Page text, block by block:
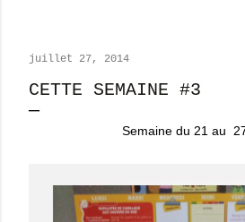
juillet 27, 2014
CETTE SEMAINE #3
Semaine du 21 au